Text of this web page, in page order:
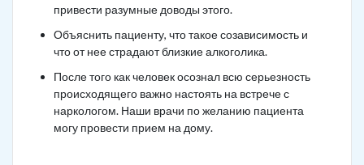
привести разумные доводы этого.
Объяснить пациенту, что такое созависимость и
что от нее страдают близкие алкоголика.
После того как человек осознал всю серьезность
происходящего важно настоять на встрече с
наркологом. Наши врачи по желанию пациента
могу провести прием на дому.